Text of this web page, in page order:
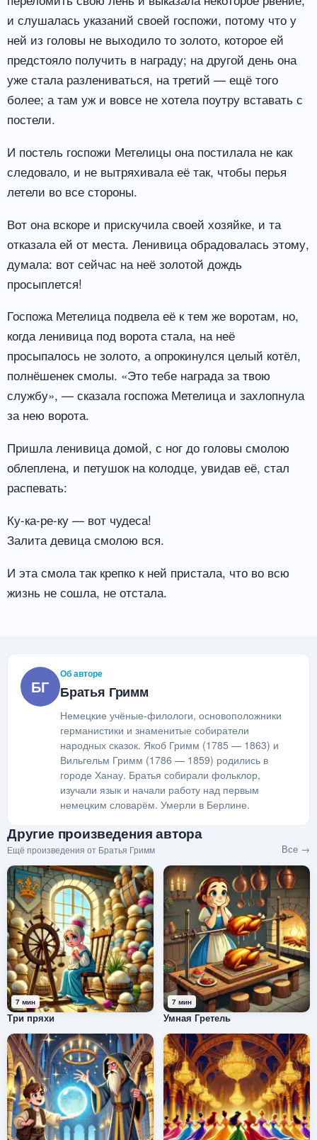
и слушалась указаний своей госпожи, потому что у
ней из головы не выходило то золото, которое ей
предстояло получить в награду; на другой день она
уже стала разлениваться, на третий — ещё того
более; а там уж и вовсе не хотела поутру вставать с
постели.
И постель госпожи Метелицы она постилала не как
следовало, и не вытряхивала её так, чтобы перья
летели во все стороны.
Вот она вскоре и прискучила своей хозяйке, и та
отказала ей от места. Ленивица обрадовалась этому,
думала: вот сейчас на неё золотой дождь
просыплется!
Госпожа Метелица подвела её к тем же воротам, но,
когда ленивица под ворота стала, на неё
просыпалось не золото, а опрокинулся целый котёл,
полнёшенек смолы. «Это тебе награда за твою
службу», — сказала госпожа Метелица и захлопнула
за нею ворота.
Пришла ленивица домой, с ног до головы смолою
облеплена, и петушок на колодце, увидав её, стал
распевать:
Ку-ка-ре-ку — вот чудеса!
Залита девица смолою вся.
И эта смола так крепко к ней пристала, что во всю
жизнь не сошла, не отстала.
БГ
Об авторе
Братья Гримм
Немецкие учёные-филологи, основоположники
германистики и знаменитые собиратели
народных сказок. Якоб Гримм (1785 — 1863) и
Вильгельм Гримм (1786 — 1859) родились в
городе Ханау. Братья собирали фольклор,
изучали язык и начали работу над первым
немецким словарём. Умерли в Берлине.
Другие произведения автора
Ещё произведения от Братья Гримм Все →
7 мин
Три пряхи
7 мин
Умная Гретель